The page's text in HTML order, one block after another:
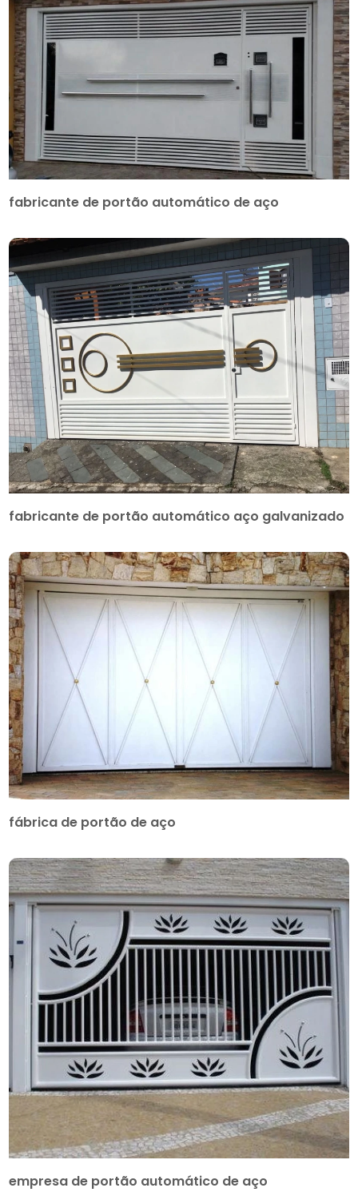
fabricante de portão automático de aço
fabricante de portão automático aço galvanizado
fábrica de portão de aço
empresa de portão automático de aço